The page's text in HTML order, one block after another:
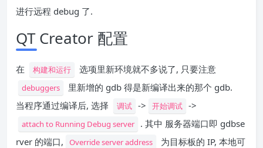
进行远程 debug 了.
QT Creator 配置
在 构建和运行 选项里新环境就不多说了, 只要注意
debuggers
里新增的 gdb 得是新编译出来的那个 gdb.
当程序通过编译后, 选择
调试 -> 开始调试 ->
attach to Running Debug server
. 其中 服务器端口即 gdbse
rver 的端口,
Override server address
为目标板的 IP, 本地可